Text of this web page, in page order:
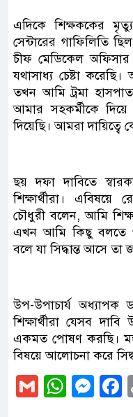
এদিকে শিক্ষককের
সেন্টারের গাফিলিতি
চীফ মেডিকেল
যথাসাধ্য চেষ্টা
তখন আমি ট্রমা
আমার সহকর্মীকে দিয়ে
দিয়েছি। আমরা
ছয় দফা দাবিতে
শিক্ষার্থীরা। এবিষয়ে
চৌধুরী বলেন, আমি
এখন আমি কিছু বলতে
বলে যা সিদ্ধান্ত আসে তা
উপ-উপাচার্য অধ্যাপক
শিক্ষার্থীরা যেসব
একমত পোষণ করছি।
বিষয়ে আলোচনা করে
Gmail